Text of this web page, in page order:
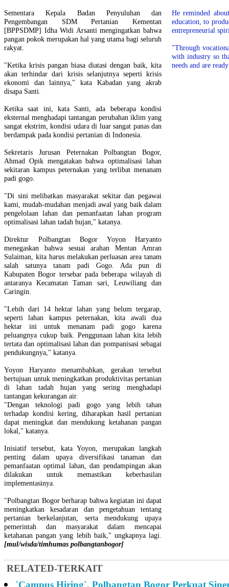
Sementara Kepala Badan Penyuluhan dan
Pengembangan SDM Pertanian Kementan
[BPPSDMP] Idha Widi Arsanti mengingatkan bahwa
pangan pokok merupakan hal yang utama bagi seluruh
rakyat.
"Ketika krisis pangan biasa diatasi dengan baik, kita
akan terhindar dari krisis selanjutnya seperti krisis
ekonomi dan lainnya," kata Kabadan yang akrab
disapa Santi.
Ketika saat ini, kata Santi, ada beberapa kondisi
eksternal menghadapi tantangan perubahan iklim yang
sangat ekstrim, kondisi udara di luar sangat panas dan
berdampak pada kondisi pertanian di Indonesia.
Sekretaris Jurusan Peternakan Polbangtan Bogor,
Ahmad Opik mengatakan bahwa optimalisasi lahan
sekitaran kampus peternakan yang terlibat menanam
padi gogo.
"Di sini melibatkan masyarakat sekitar dan pegawai
kami, mudah-mudahan menjadi awal yang baik dalam
pengelolaan lahan dan pemanfaatan lahan program
optimalisasi lahan tadah hujan," katanya.
Direktur Polbangtan Bogor Yoyon Haryanto
menegaskan bahwa sesuai arahan Mentan Amran
Sulaiman, kita harus melakukan perluasan area tanam
salah satunya tanam padi Gogo. Ada pun di
Kabupaten Bogor tersebar pada beberapa wilayah di
antaranya Kecamatan Taman sari, Leuwiliang dan
Caringin.
"Lebih dari 14 hektar lahan yang belum tergarap,
seperti lahan kampus peternakan, kita awali dua
hektar ini untuk menanam padi gogo karena
peluangnya cukup baik. Penggunaan lahan kita lebih
tertata dan optimalisasi lahan dan pompanisasi sebagai
pendukungnya," katanya.
Yoyon Haryanto menambahkan, gerakan tersebut
bertujuan untuk meningkatkan produktivitas pertanian
di lahan tadah hujan yang sering menghadapi
tantangan kekurangan air.
"Dengan teknologi padi gogo yang lebih tahan
terhadap kondisi kering, diharapkan hasil pertanian
dapat meningkat dan mendukung ketahanan pangan
lokal," katanya.
Inisiatif tersebut, kata Yoyon, merupakan langkah
penting dalam upaya diversifikasi tanaman dan
pemanfaatan optimal lahan, dan pendampingan akan
dilakukan untuk memastikan keberhasilan
implementasinya.
"Polbangtan Bogor berharap bahwa kegiatan ini dapat
meningkatkan kesadaran dan pengetahuan tentang
pertanian berkelanjutan, serta mendukung upaya
pemerintah dan masyarakat dalam mencapai
ketahanan pangan yang lebih baik," ungkapnya lagi.
[mul/wisda/timhumas polbangtanbogor]
He reminded
education, to
entrepreneurial
"Through
with industry so
needs and are
RELATED-TERKAIT
`Campus Hiring`, Polbangtan Bogor Perkuat